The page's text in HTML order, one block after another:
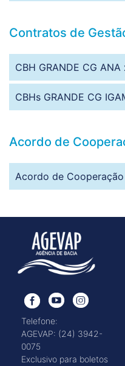
Contratos de
CBH GRANDE CG
CBHs GRANDE CG
Acordo de
Acordo de
Telefone:
AGEVAP: (24) 3942-
0075
Exclusivo para boletos